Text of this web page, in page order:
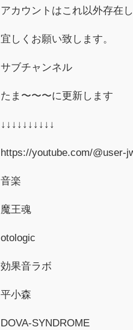
アカウントはこれ以外存在し
宜しくお願い致します。
サブチャンネル
たま〜〜〜に更新します
↓↓↓↓↓↓↓↓↓↓
https://youtube.com/@user-
音楽
魔王魂
otologic
効果音ラボ
平小森
DOVA-SYNDROME